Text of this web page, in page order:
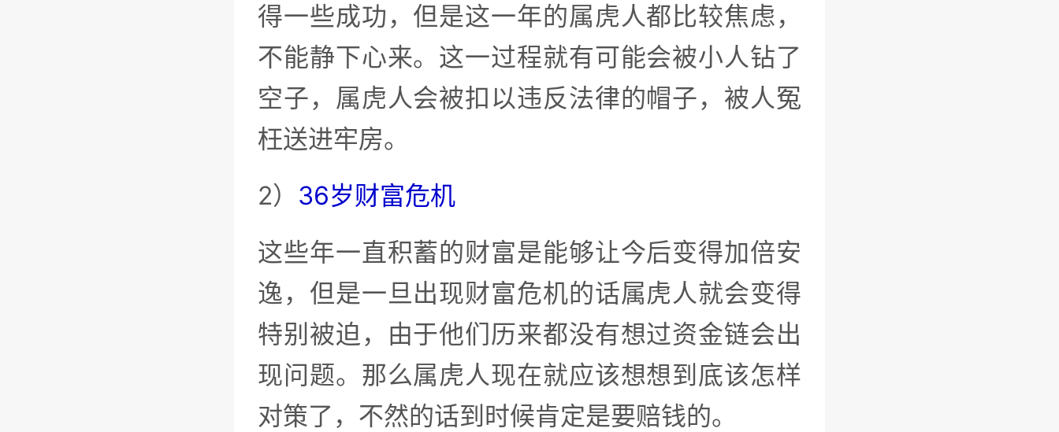
得一些成功，但是这一年的属虎人都比较焦虑，
不能静下心来。这一过程就有可能会被小人钻了
空子，属虎人会被扣以违反法律的帽子，被人冤
枉送进牢房。
2） 36岁财富危机
这些年一直积蓄的财富是能够让今后变得加倍安
逸，但是一旦出现财富危机的话属虎人就会变得
特别被迫，由于他们历来都没有想过资金链会出
现问题。那么属虎人现在就应该想想到底该怎样
对策了，不然的话到时候肯定是要赔钱的。